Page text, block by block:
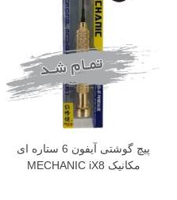
پیچ گوشتی آیفون 6 ستاره ای
مکانیک MECHANIC iX8